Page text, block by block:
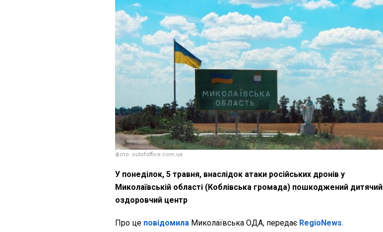
фото: outofoffice.com.ua
У понеділок, 5 травня, внаслідок атаки російських дронів у
Миколаївській області (Коблівська громада) пошкоджений дитячий
оздоровчий центр
Про це повідомила Миколаївська ОДА, передає RegioNews.